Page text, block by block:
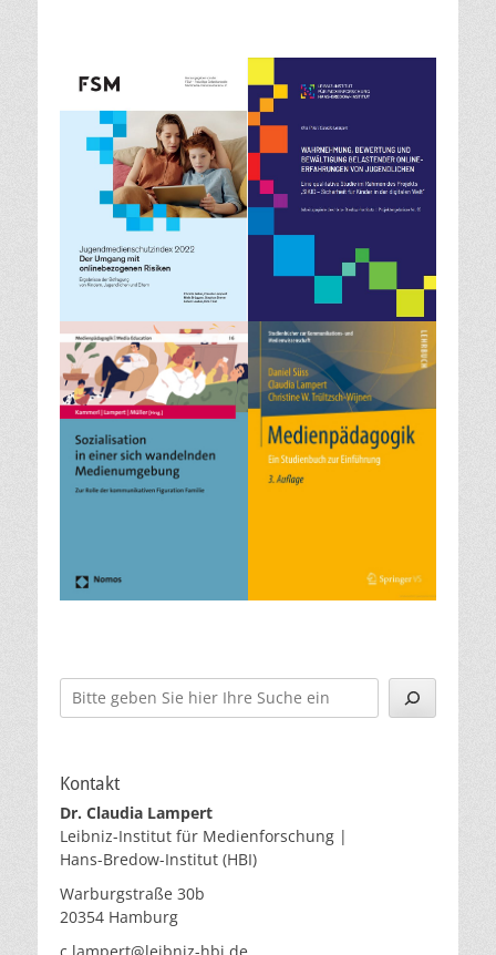
Suchen
Kontakt
Dr. Claudia Lampert
Leibniz-Institut für Medienforschung |
Hans-Bredow-Institut (HBI)
Warburgstraße 30b
20354 Hamburg